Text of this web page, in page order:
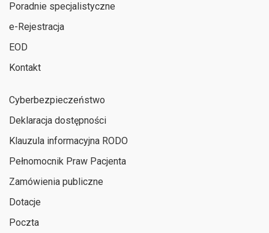
Poradnie specjalistyczne
e-Rejestracja
EOD
Kontakt
Cyberbezpieczeństwo
Deklaracja dostępności
Klauzula informacyjna RODO
Pełnomocnik Praw Pacjenta
Zamówienia publiczne
Dotacje
Poczta